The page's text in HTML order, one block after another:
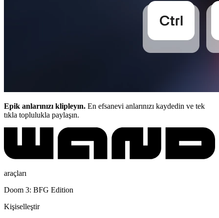
Epik anlarınızı klipleyın. En efsanevi anlarınızı kaydedin ve tek
tıkla toplulukla paylaşın.
araçları
Doom 3: BFG Edition
Kişiselleştir